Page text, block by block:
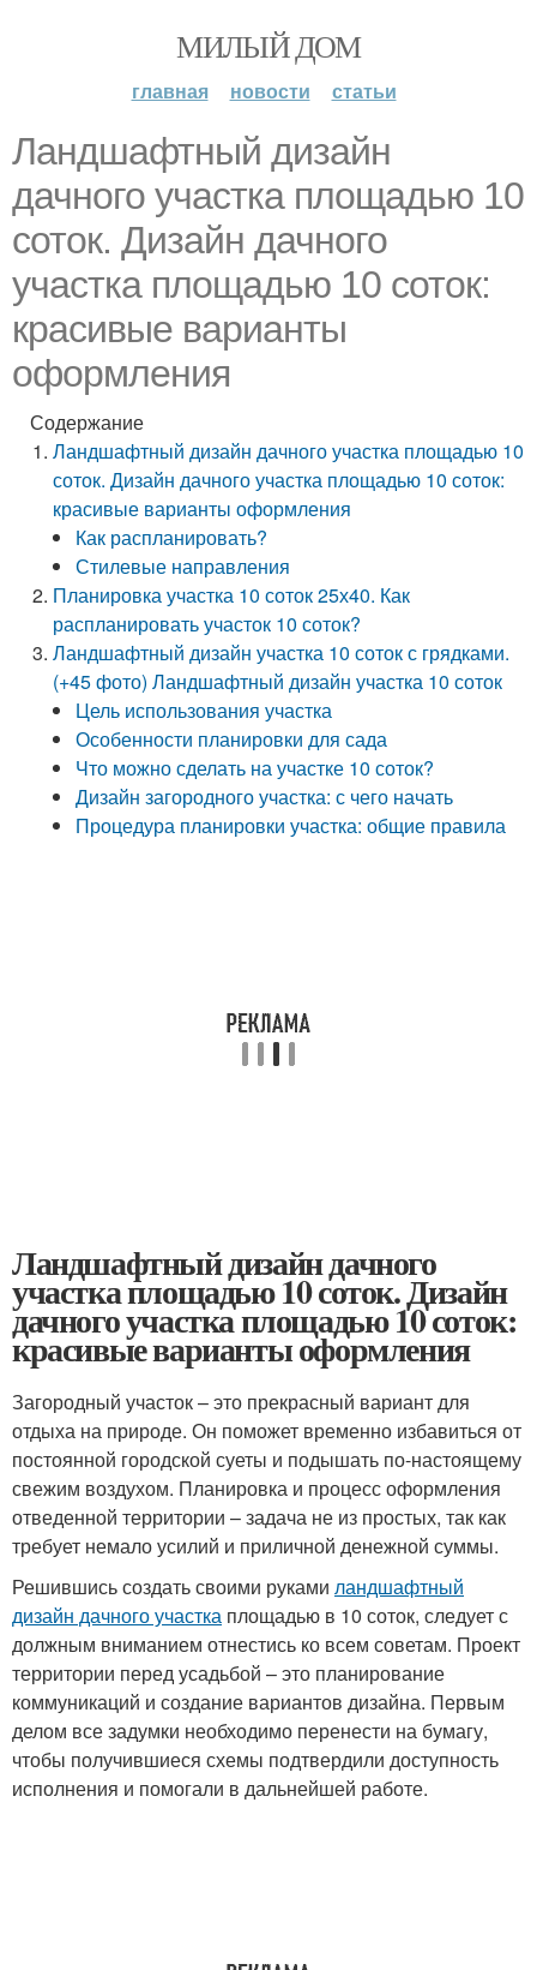
МИЛЫЙ ДОМ
главная новости статьи
Ландшафтный дизайн
дачного участка площадью 10
соток. Дизайн дачного
участка площадью 10 соток:
красивые варианты
оформления
Содержание
Ландшафтный дизайн дачного участка площадью 10
соток. Дизайн дачного участка площадью 10 соток:
красивые варианты оформления
Как распланировать?
Стилевые направления
Планировка участка 10 соток 25х40. Как
распланировать участок 10 соток?
Ландшафтный дизайн участка 10 соток с грядками.
(+45 фото) Ландшафтный дизайн участка 10 соток
Цель использования участка
Особенности планировки для сада
Что можно сделать на участке 10 соток?
Дизайн загородного участка: с чего начать
Процедура планировки участка: общие правила
Ландшафтный дизайн дачного
участка площадью 10 соток. Дизайн
дачного участка площадью 10 соток:
красивые варианты оформления
Загородный участок – это прекрасный вариант для
отдыха на природе. Он поможет временно избавиться от
постоянной городской суеты и подышать по-настоящему
свежим воздухом. Планировка и процесс оформления
отведенной территории – задача не из простых, так как
требует немало усилий и приличной денежной суммы.
Решившись создать своими руками ландшафтный
дизайн дачного участка площадью в 10 соток, следует с
должным вниманием отнестись ко всем советам. Проект
территории перед усадьбой – это планирование
коммуникаций и создание вариантов дизайна. Первым
делом все задумки необходимо перенести на бумагу,
чтобы получившиеся схемы подтвердили доступность
исполнения и помогали в дальнейшей работе.